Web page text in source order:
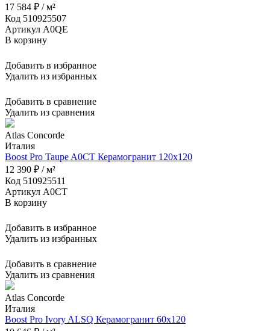
17 584 ₽ / м²
Код 510925507
Артикул A0QE
В корзину
Добавить в избранное
Удалить из избранных
Добавить в сравнение
Удалить из сравнения
Atlas Concorde
Италия
Boost Pro Taupe A0CT Керамогранит 120x120
12 390 ₽ / м²
Код 510925511
Артикул A0CT
В корзину
Добавить в избранное
Удалить из избранных
Добавить в сравнение
Удалить из сравнения
Atlas Concorde
Италия
Boost Pro Ivory ALSQ Керамогранит 60x120